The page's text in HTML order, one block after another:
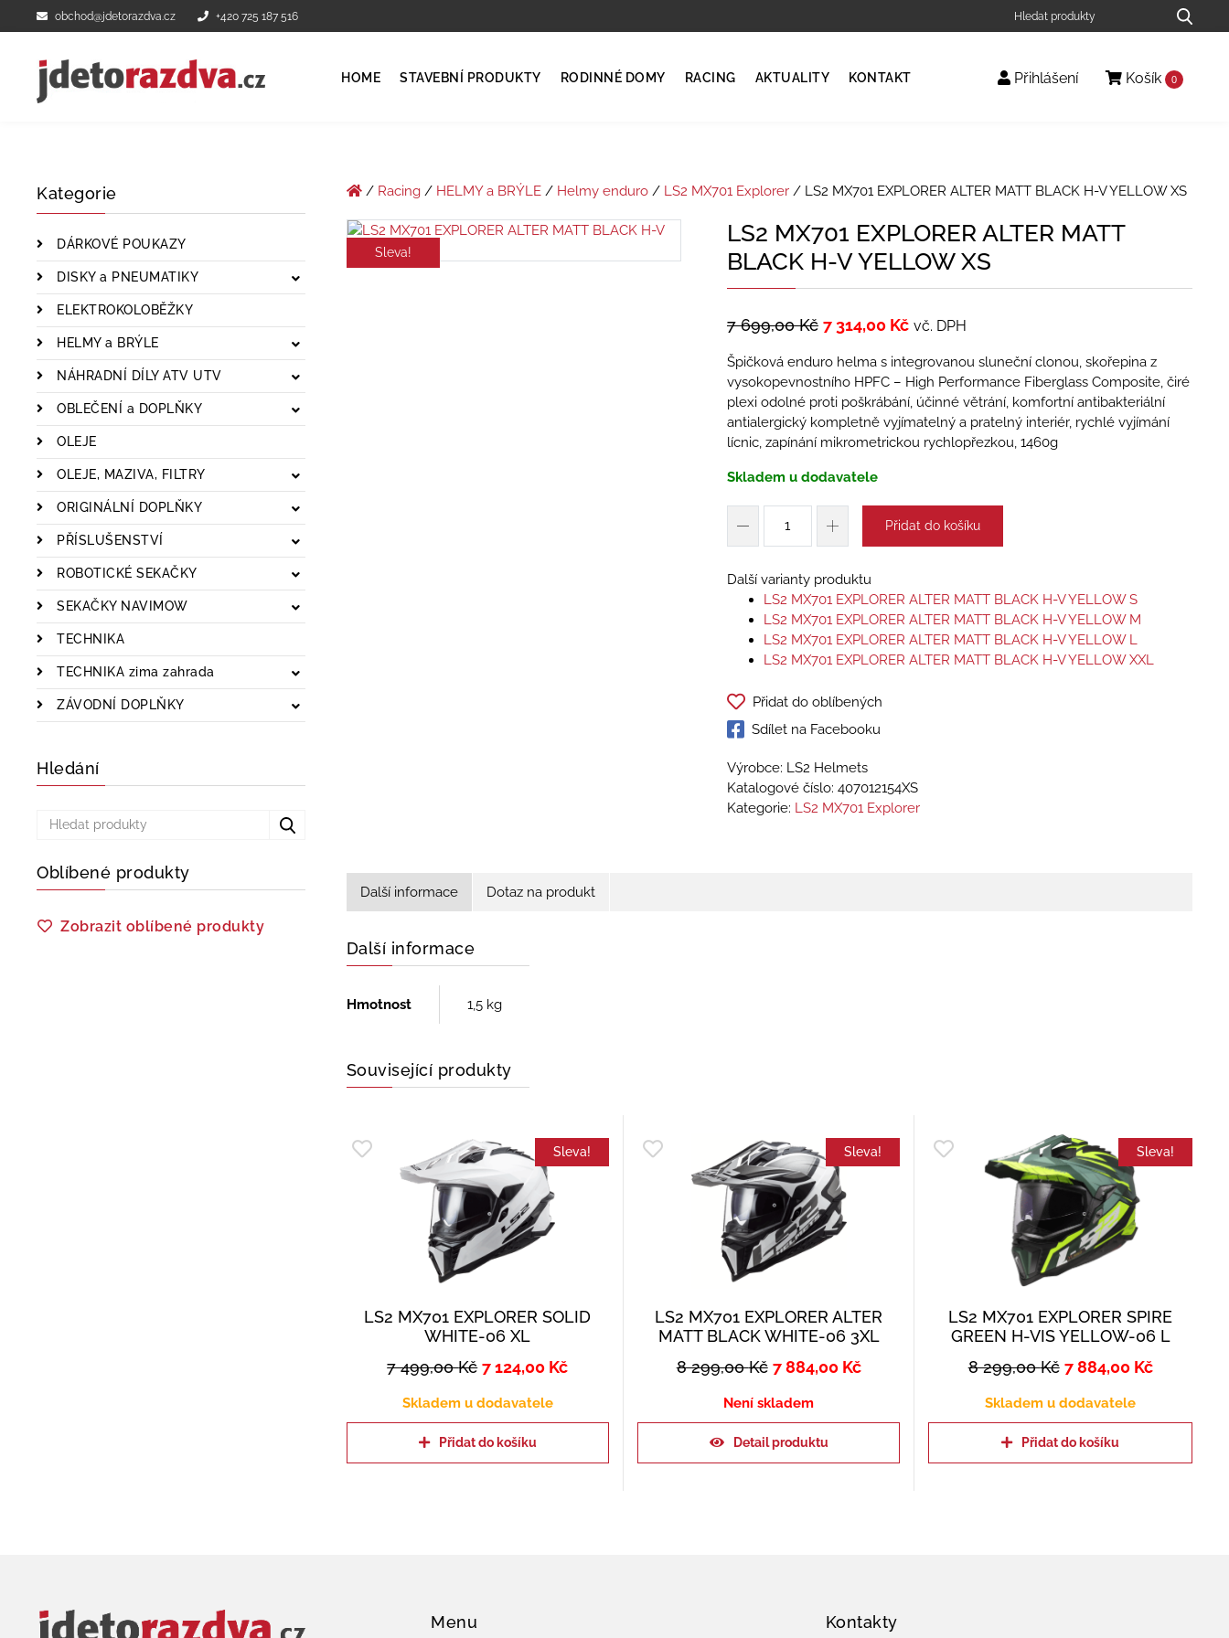
obchod@jdetorazdva.cz +420 725 187 516
HOME STAVEBNÍ PRODUKTY RODINNÉ DOMY RACING AKTUALITY KONTAKT Přihlášení Košík 0
Kategorie
DÁRKOVÉ POUKAZY
DISKY a PNEUMATIKY
ELEKTROKOLOBĚŽKY
HELMY a BRÝLE
NÁHRADNÍ DÍLY ATV UTV
OBLEČENÍ a DOPLŇKY
OLEJE
OLEJE, MAZIVA, FILTRY
ORIGINÁLNÍ DOPLŇKY
PŘÍSLUŠENSTVÍ
ROBOTICKÉ SEKAČKY
SEKAČKY NAVIMOW
TECHNIKA
TECHNIKA zima zahrada
ZÁVODNÍ DOPLŇKY
Hledání
Oblíbené produkty
Zobrazit oblíbené produkty
/ Racing/ HELMY a BRÝLE/ Helmy enduro/ LS2 MX701 Explorer/ LS2 MX701 EXPLORER ALTER MATT BLACK H-V YELLOW XS
Sleva!
LS2 MX701 EXPLORER ALTER MATT
BLACK H-V YELLOW XS
7 699,00Kč 7 314,00 Kč vč. DPH
Špičková enduro helma s integrovanou sluneční clonou, skořepina z
vysokopevnostního HPFC – High Performance Fiberglass Composite, čiré
plexi odolné proti poškrábání, účinné větrání, komfortní antibakteriální
antialergický kompletně vyjímatelný a pratelný interiér, rychlé vyjímání
lícnic, zapínání mikrometrickou rychlopřezkou, 1460g
Skladem u dodavatele
Přidat do košíku
Další varianty produktu
LS2 MX701 EXPLORER ALTER MATT BLACK H-V YELLOW S
LS2 MX701 EXPLORER ALTER MATT BLACK H-V YELLOW M
LS2 MX701 EXPLORER ALTER MATT BLACK H-V YELLOW L
LS2 MX701 EXPLORER ALTER MATT BLACK H-V YELLOW XXL
Přidat do oblíbených
Sdílet na Facebooku
Výrobce: LS2 Helmets
Katalogové číslo: 407012154XS
Kategorie: LS2 MX701 Explorer
Další informace Dotaz na produkt
Další informace
Hmotnost 1,5 kg
Související produkty
Sleva!
LS2 MX701 EXPLORER SOLID
WHITE-06 XL
7 499,00Kč 7 124,00 Kč
Skladem u dodavatele
Přidat do košíku
Sleva!
LS2 MX701 EXPLORER ALTER
MATT BLACK WHITE-06 3XL
8 299,00Kč 7 884,00 Kč
Není skladem
Detail produktu
Sleva!
LS2 MX701 EXPLORER SPIRE
GREEN H-VIS YELLOW-06 L
8 299,00Kč 7 884,00 Kč
Skladem u dodavatele
Přidat do košíku
Menu Kontakty